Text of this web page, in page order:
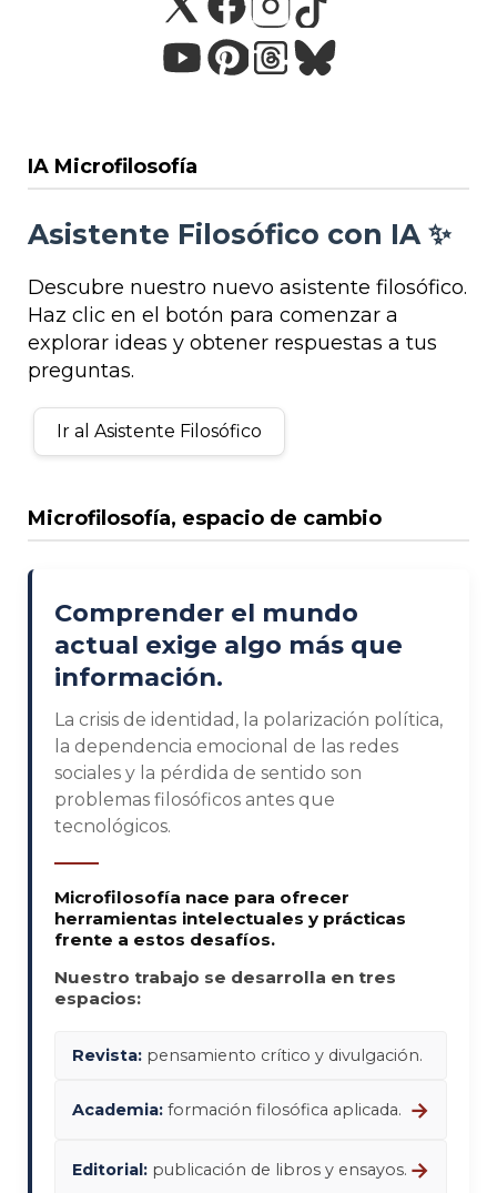
IA Microfilosofía
Asistente Filosófico con IA ✨
Descubre nuestro nuevo asistente filosófico.
Haz clic en el botón para comenzar a
explorar ideas y obtener respuestas a tus
preguntas.
Ir al Asistente Filosófico
Microfilosofía, espacio de cambio
Comprender el mundo
actual exige algo más que
información.
La crisis de identidad, la polarización política,
la dependencia emocional de las redes
sociales y la pérdida de sentido son
problemas filosóficos antes que
tecnológicos.
Microfilosofía nace para ofrecer
herramientas intelectuales y prácticas
frente a estos desafíos.
Nuestro trabajo se desarrolla en tres
espacios:
Revista: pensamiento crítico y divulgación.
Academia: formación filosófica aplicada. →
Editorial: publicación de libros y ensayos. →